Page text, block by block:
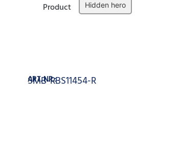
Product Hidden hero
ART. NR.:
SMB-RBS11454-R